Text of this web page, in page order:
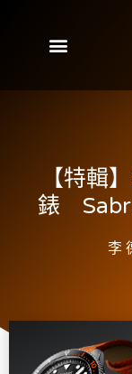
【特輯
錶
李